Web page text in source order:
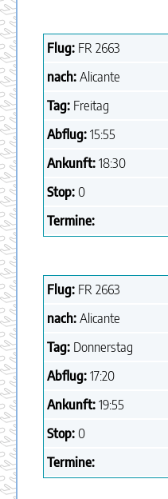
Flug: FR 2663
nach: Alicante
Tag: Freitag
Abflug: 15:55
Ankunft: 18:30
Stop: 0
Termine:
Flug: FR 2663
nach: Alicante
Tag: Donnerstag
Abflug: 17:20
Ankunft: 19:55
Stop: 0
Termine: